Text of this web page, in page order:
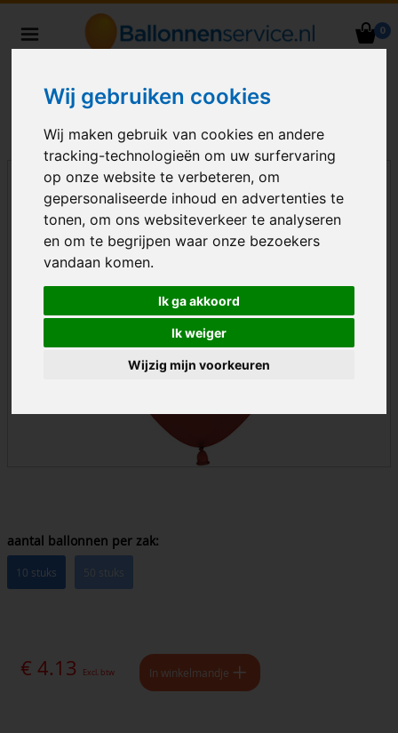
Wij gebruiken cookies
Wij maken gebruik van cookies en andere
tracking-technologieën om uw surfervaring
op onze website te verbeteren, om
gepersonaliseerde inhoud en advertenties te
tonen, om ons websiteverkeer te analyseren
en om te begrijpen waar onze bezoekers
vandaan komen.
Ik ga akkoord
Ik weiger
Wijzig mijn voorkeuren
0
Nederland
aantal ballonnen per zak:
10 stuks 50 stuks
€ 4.13 Excl. btw In winkelmandje